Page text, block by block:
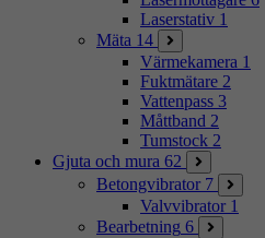
Laserstativ 1
Mäta 14
Värmekamera 1
Fuktmätare 2
Vattenpass 3
Måttband 2
Tumstock 2
Gjuta och mura 62
Betongvibrator 7
Valvvibrator 1
Bearbetning 6